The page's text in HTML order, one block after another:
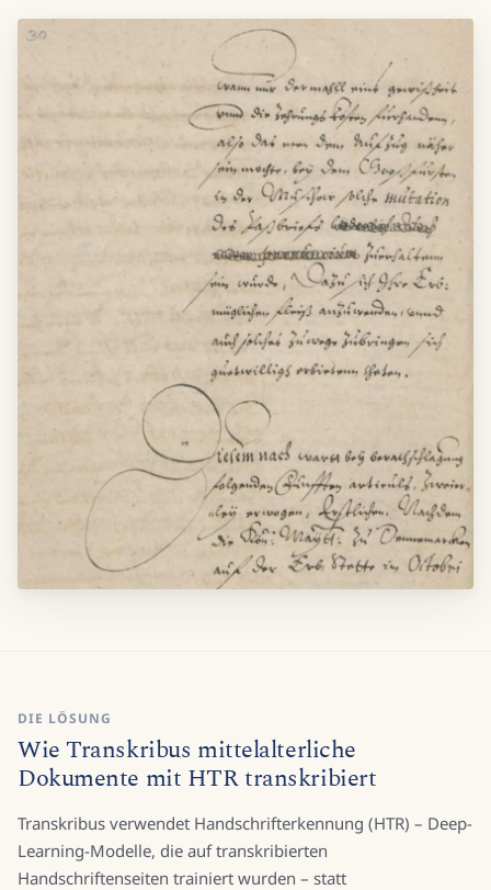
DIE LÖSUNG
Wie Transkribus mittelalterliche
Dokumente mit HTR transkribiert
Transkribus verwendet Handschrifterkennung (HTR) – Deep-
Learning-Modelle, die auf transkribierten
Handschriftenseiten trainiert wurden – statt